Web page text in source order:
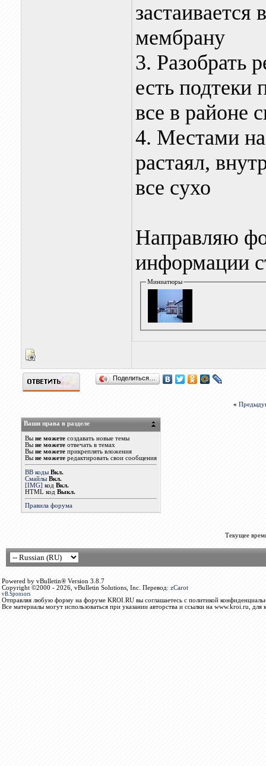
застаивается
мембрану
3. Разобрать
есть подтеки
все в районе
4. Местами
растаял,
все сухо
Направляю
информации
Миниатюры
Поделиться…
«
Ваши права в разделе
Вы не можетесоздавать новые темы
Вы не можетеотвечать в темах
Вы не можетеприкреплять вложения
Вы не можетередактировать свои сообщения
BB коды Вкл.
Смайлы Вкл.
[IMG] код Вкл.
HTML код Выкл.
Правила форума
Текущее
Powered by vBulletin® Version 3.8.7
Copyright ©2000 - 2026, vBulletin Solutions, Inc. Перевод: zCarot
vB.Sponsors
Отправляя любую форму на форуме KROI.RU вы соглашаетесь с политикой
Все материалы могут использоваться при указании авторства и ссылки на www.kroi.ru, для